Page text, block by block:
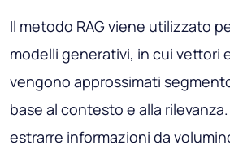
Il metodo RAG viene utilizzato
modelli generativi, in cui vettori
vengono approssimati
base al contesto e alla rilevanza.
estrarre informazioni da